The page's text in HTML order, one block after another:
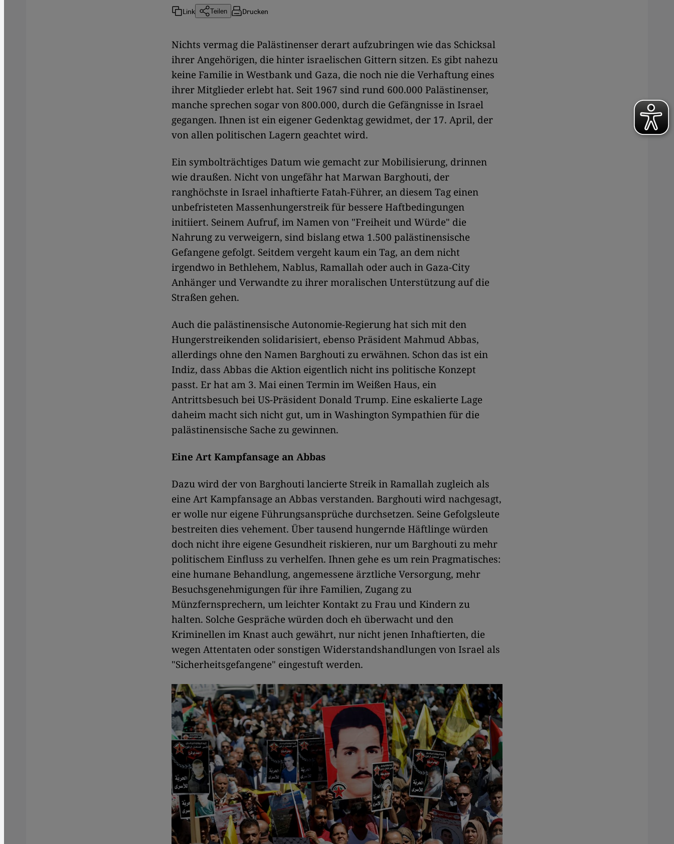
Link Teilen Drucken
Nichts vermag die Palästinenser derart aufzubringen wie das Schicksal
ihrer Angehörigen, die hinter israelischen Gittern sitzen. Es gibt nahezu
keine Familie in Westbank und Gaza, die noch nie die Verhaftung eines
ihrer Mitglieder erlebt hat. Seit 1967 sind rund 600.000 Palästinenser,
manche sprechen sogar von 800.000, durch die Gefängnisse in Israel
gegangen. Ihnen ist ein eigener Gedenktag gewidmet, der 17. April, der
von allen politischen Lagern geachtet wird.
Ein symbolträchtiges Datum wie gemacht zur Mobilisierung, drinnen
wie draußen. Nicht von ungefähr hat Marwan Barghouti, der
ranghöchste in Israel inhaftierte Fatah-Führer, an diesem Tag einen
unbefristeten Massenhungerstreik für bessere Haftbedingungen
initiiert. Seinem Aufruf, im Namen von "Freiheit und Würde" die
Nahrung zu verweigern, sind bislang etwa 1.500 palästinensische
Gefangene gefolgt. Seitdem vergeht kaum ein Tag, an dem nicht
irgendwo in Bethlehem, Nablus, Ramallah oder auch in Gaza-City
Anhänger und Verwandte zu ihrer moralischen Unterstützung auf die
Straßen gehen.
Auch die palästinensische Autonomie-Regierung hat sich mit den
Hungerstreikenden solidarisiert, ebenso Präsident Mahmud Abbas,
allerdings ohne den Namen Barghouti zu erwähnen. Schon das ist ein
Indiz, dass Abbas die Aktion eigentlich nicht ins politische Konzept
passt. Er hat am 3. Mai einen Termin im Weißen Haus, ein
Antrittsbesuch bei US-Präsident Donald Trump. Eine eskalierte Lage
daheim macht sich nicht gut, um in Washington Sympathien für die
palästinensische Sache zu gewinnen.
Eine Art Kampfansage an Abbas
Dazu wird der von Barghouti lancierte Streik in Ramallah zugleich als
eine Art Kampfansage an Abbas verstanden. Barghouti wird nachgesagt,
er wolle nur eigene Führungsansprüche durchsetzen. Seine Gefolgsleute
bestreiten dies vehement. Über tausend hungernde Häftlinge würden
doch nicht ihre eigene Gesundheit riskieren, nur um Barghouti zu mehr
politischem Einfluss zu verhelfen. Ihnen gehe es um rein Pragmatisches:
eine humane Behandlung, angemessene ärztliche Versorgung, mehr
Besuchsgenehmigungen für ihre Familien, Zugang zu
Münzfernsprechern, um leichter Kontakt zu Frau und Kindern zu
halten. Solche Gespräche würden doch eh überwacht und den
Kriminellen im Knast auch gewährt, nur nicht jenen Inhaftierten, die
wegen Attentaten oder sonstigen Widerstandshandlungen von Israel als
"Sicherheitsgefangene" eingestuft werden.